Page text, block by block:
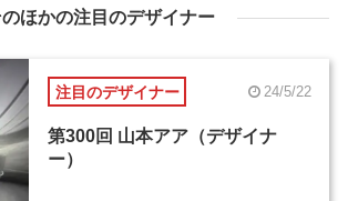
のほかの注目のデザイナー
注目のデザイナー 24/5/22
第300回 山本アア（デザイナ
ー）